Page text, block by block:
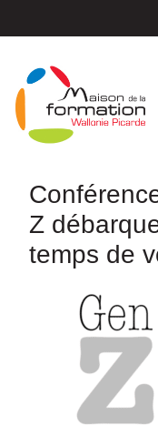
principal
Z
temps de